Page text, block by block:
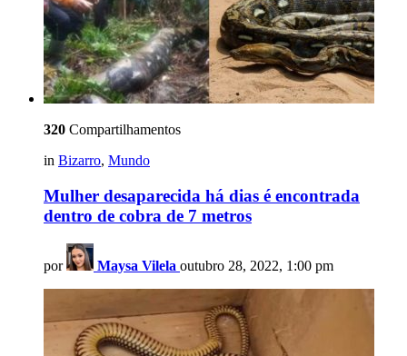
320 Compartilhamentos
in Bizarro, Mundo
Mulher desaparecida há dias é encontrada
dentro de cobra de 7 metros
por Maysa Vilela outubro 28, 2022, 1:00 pm